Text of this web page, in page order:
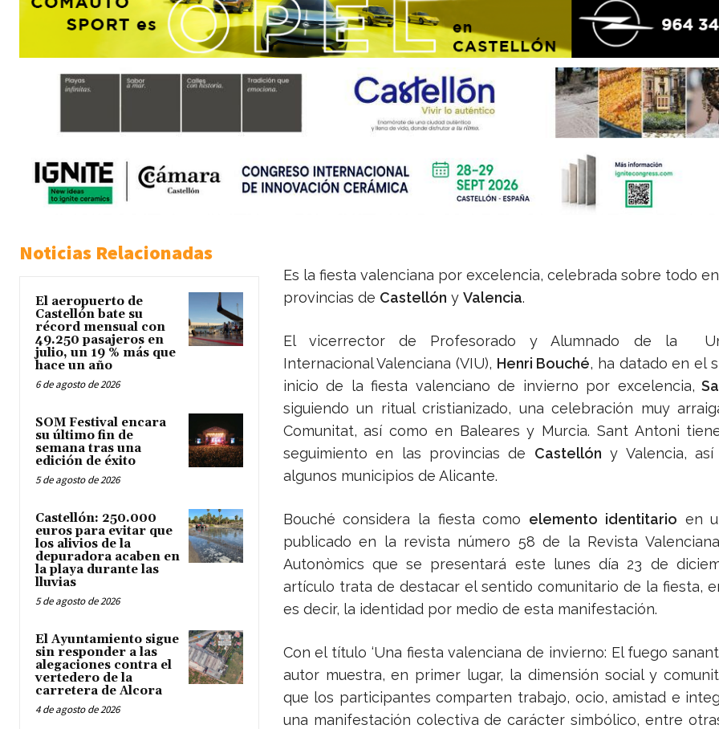
Noticias Relacionadas
El aeropuerto de
Castellón bate su
récord mensual con
49.250 pasajeros en
julio, un 19 % más que
hace un año
6 de agosto de 2026
SOM Festival encara
su último fin de
semana tras una
edición de éxito
5 de agosto de 2026
Castellón: 250.000
euros para evitar que
los alivios de la
depuradora acaben en
la playa durante las
lluvias
5 de agosto de 2026
El Ayuntamiento sigue
sin responder a las
alegaciones contra el
vertedero de la
carretera de Alcora
4 de agosto de 2026
Es la fiesta valenciana por excelencia, celebrada sobre todo
provincias de Castellón y Valencia.
El vicerrector de Profesorado y Alumnado de la
Internacional Valenciana (VIU), Henri Bouché, ha datado en el
inicio de la fiesta valenciano de invierno por excelencia,
siguiendo un ritual cristianizado, una celebración muy
Comunitat, así como en Baleares y Murcia. Sant Antoni
seguimiento en las provincias de Castellón y Valencia,
algunos municipios de Alicante.
Bouché considera la fiesta como elemento identitario en
publicado en la revista número 58 de la Revista Valenciana
Autonòmics que se presentará este lunes día 23 de
artículo trata de destacar el sentido comunitario de la fiesta,
es decir, la identidad por medio de esta manifestación.
Con el título ‘Una fiesta valenciana de invierno: El fuego
autor muestra, en primer lugar, la dimensión social y
que los participantes comparten trabajo, ocio, amistad e
una manifestación colectiva de carácter simbólico, entre